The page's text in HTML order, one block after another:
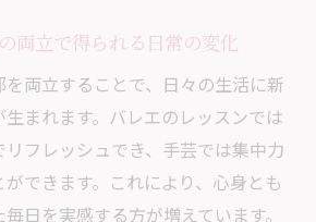
両立で得られる日常の変化
両立することで、日々の生活に新
生まれます。バレエのレッスンでは
フレッシュでき、手芸では集中力
できます。これにより、心身とも
日を実感する方が増えています。